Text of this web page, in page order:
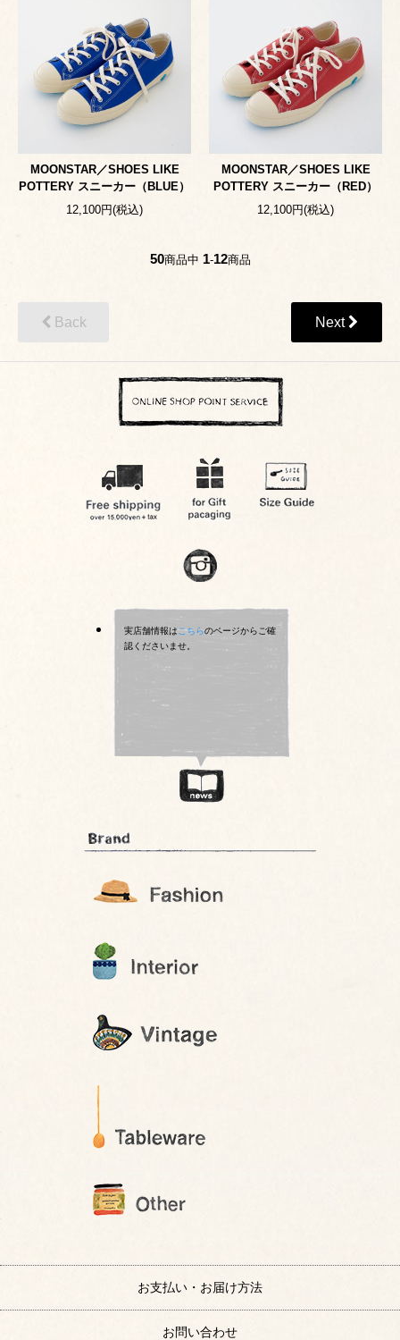
MOONSTAR／SHOES LIKE
POTTERY スニーカー（BLUE）
12,100円(税込)
MOONSTAR／SHOES LIKE
POTTERY スニーカー（RED）
12,100円(税込)
50商品中 1-12商品
Back Next
実店舗情報はこちらのページからご確
認くださいませ。
お支払い・お届け方法
お問い合わせ